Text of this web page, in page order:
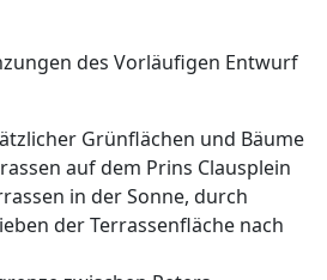
des Vorläufigen Entwurf
Grünflächen und Bäume
auf dem Prins Clausplein
in der Sonne, durch
der Terrassenfläche nach